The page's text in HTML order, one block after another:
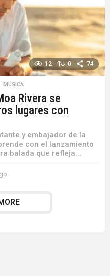
g
o
12 0 74
,MÚSICA
Rivera se
lugares con
y embajador de la
con el lanzamiento
balada que refleja...
o